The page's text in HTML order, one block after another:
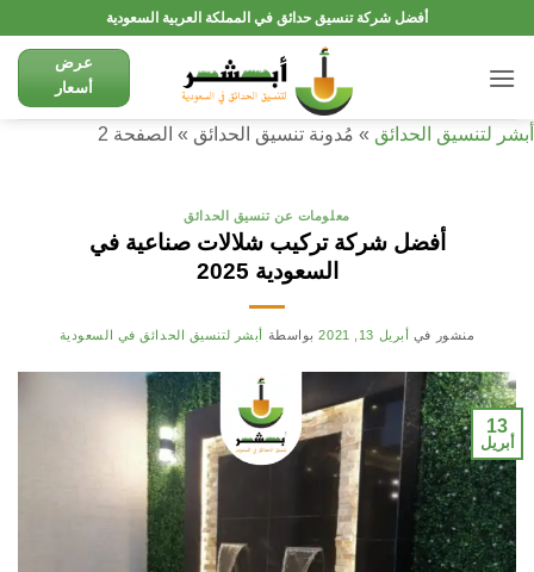
أفضل شركة تنسيق حدائق في المملكة العربية السعودية
عرض
أسعار
أبشر لتنسيق الحدائق » مُدونة تنسيق الحدائق » الصفحة 2
معلومات عن تنسيق الحدائق
أفضل شركة تركيب شلالات صناعية في
السعودية 2025
منشور في أبريل 13, 2021 بواسطة أبشر لتنسيق الحدائق في السعودية
13
أبريل